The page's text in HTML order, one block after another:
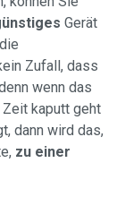
Gerät
Zufall, dass
wenn das
kaputt geht
dann wird das,
zu einer